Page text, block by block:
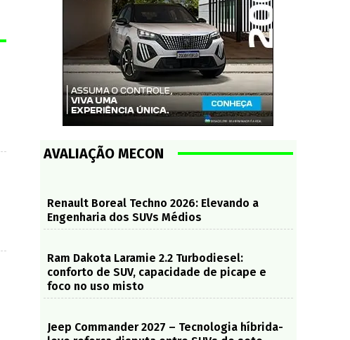
AVALIAÇÃO MECON
Renault Boreal Techno 2026: Elevando a
Engenharia dos SUVs Médios
Ram Dakota Laramie 2.2 Turbodiesel:
conforto de SUV, capacidade de picape e
foco no uso misto
Jeep Commander 2027 – Tecnologia híbrida-